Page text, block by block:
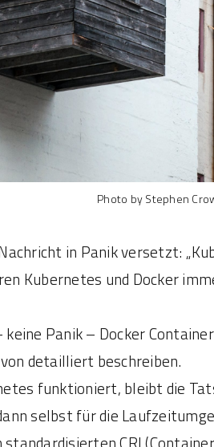
Photo by Stephen
in Panik versetzt:
Kubernetes und Docker
Panik – Docker
detailliert beschreiben.
funktioniert, bleibt die
selbst für die